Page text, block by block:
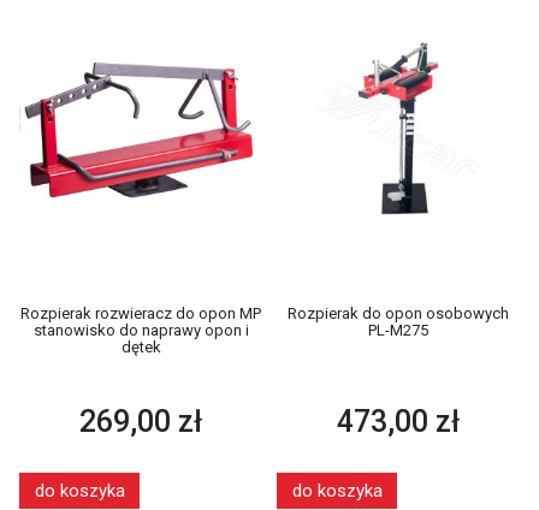
Rozpierak rozwieracz do opon MP
stanowisko do naprawy opon i
dętek
269,00 zł
do koszyka
Rozpierak do opon osobowych
PL-M275
473,00 zł
do koszyka